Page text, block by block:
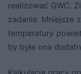
realizować GWC.
zadanie. Mniejsze
temperatury
by była ona